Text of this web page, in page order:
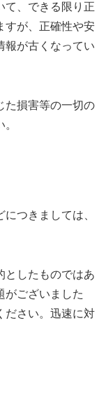
て、できる限り正
すが、正確性や安
報が古くなってい
た損害等の一切の
つきましては、
としたものではあ
がございました
ださい。迅速に対